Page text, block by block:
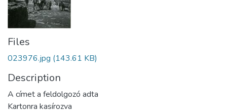
Files
023976.jpg (143.61 KB)
Description
A címet a feldolgozó adta
Kartonra kasírozva